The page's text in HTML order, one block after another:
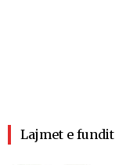
Lajmet e fundit